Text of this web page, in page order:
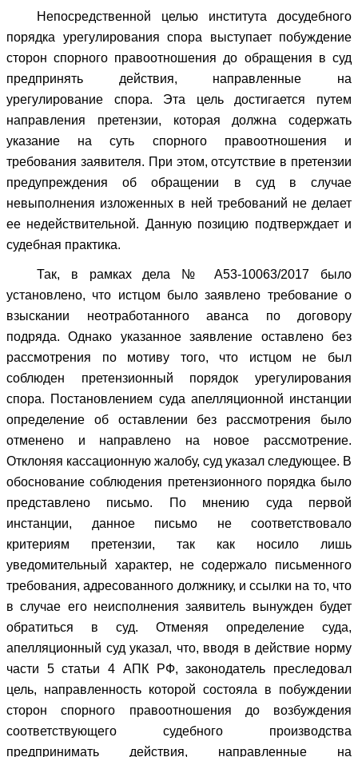
Непосредственной целью института досудебного
порядка урегулирования спора выступает побуждение
сторон спорного правоотношения до обращения в суд
предпринять действия, направленные на
урегулирование спора. Эта цель достигается путем
направления претензии, которая должна содержать
указание на суть спорного правоотношения и
требования заявителя. При этом, отсутствие в претензии
предупреждения об обращении в суд в случае
невыполнения изложенных в ней требований не делает
ее недействительной. Данную позицию подтверждает и
судебная практика.
Так, в рамках дела № А53-10063/2017 было
установлено, что истцом было заявлено требование о
взыскании неотработанного аванса по договору
подряда. Однако указанное заявление оставлено без
рассмотрения по мотиву того, что истцом не был
соблюден претензионный порядок урегулирования
спора. Постановлением суда апелляционной инстанции
определение об оставлении без рассмотрения было
отменено и направлено на новое рассмотрение.
Отклоняя кассационную жалобу, суд указал следующее. В
обоснование соблюдения претензионного порядка было
представлено письмо. По мнению суда первой
инстанции, данное письмо не соответствовало
критериям претензии, так как носило лишь
уведомительный характер, не содержало письменного
требования, адресованного должнику, и ссылки на то, что
в случае его неисполнения заявитель вынужден будет
обратиться в суд. Отменяя определение суда,
апелляционный суд указал, что, вводя в действие норму
части 5 статьи 4 АПК РФ, законодатель преследовал
цель, направленность которой состояла в побуждении
сторон спорного правоотношения до возбуждения
соответствующего судебного производства
предпринимать действия, направленные на